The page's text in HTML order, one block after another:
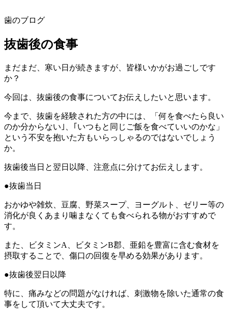
歯のブログ
抜歯後の食事
まだまだ、寒い日が続きますが、皆様いかがお過ごしです
か？
今回は、抜歯後の食事についてお伝えしたいと思います。
今まで、抜歯を経験された方の中には、「何を食べたら良い
のか分からない｣、｢いつもと同じご飯を食べていいのかな」
という不安を抱いた方もいらっしゃるのではないでしょう
か。
抜歯後当日と翌日以降、注意点に分けてお伝えします。
●抜歯当日
おかゆや雑炊、豆腐、野菜スープ、ヨーグルト、ゼリー等の
消化が良くあまり噛まなくても食べられる物がおすすめで
す。
また、ビタミンA、ビタミンB郡、亜鉛を豊富に含む食材を
摂取することで、傷口の回復を早める効果があります。
●抜歯後翌日以降
特に、痛みなどの問題がなければ、刺激物を除いた通常の食
事をして頂いて大丈夫です。